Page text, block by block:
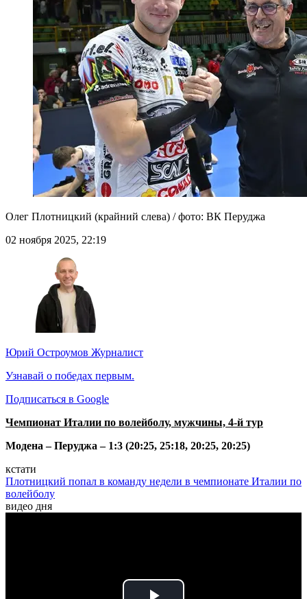
Олег Плотницкий (крайний слева) / фото: ВК Перуджа
02 ноября 2025, 22:19
Юрий Остроумов Журналист
Узнавай о победах первым.
Подписаться в Google
Чемпионат Италии по волейболу, мужчины, 4-й тур
Модена – Перуджа – 1:3 (20:25, 25:18, 20:25, 20:25)
кстати
Плотницкий попал в команду недели в чемпионате Италии по
волейболу
видео дня